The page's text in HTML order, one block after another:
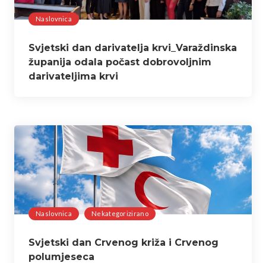
Naslovnica
Svjetski dan darivatelja krvi_Varaždinska
županija odala počast dobrovoljnim
darivateljima krvi
Naslovnica Nekategorizirano
Svjetski dan Crvenog križa i Crvenog
polumjeseca